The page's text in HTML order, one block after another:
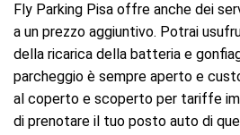
Fly Parking Pisa offre anche dei
a un prezzo aggiuntivo. Potrai
della ricarica della batteria e
parcheggio è sempre aperto e
al coperto e scoperto per tariffe
di prenotare il tuo posto auto di